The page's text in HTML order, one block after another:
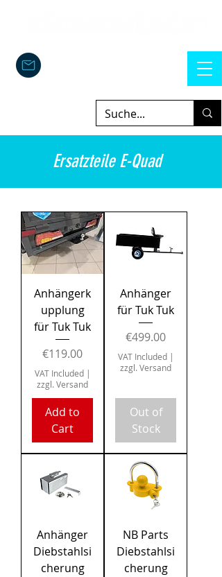
Ersatzteile E-Quad
Anhängerk
upplung
für Tuk Tuk
Price
€119.00
VAT Included|
zzgl. Versand
Add to
Cart
Anhänger
für Tuk Tuk
Price
€499.00
VAT Included|
zzgl. Versand
Out of
Stock
Anhänger
Diebstahlsi
cherung
NB Parts
Diebstahlsi
cherung